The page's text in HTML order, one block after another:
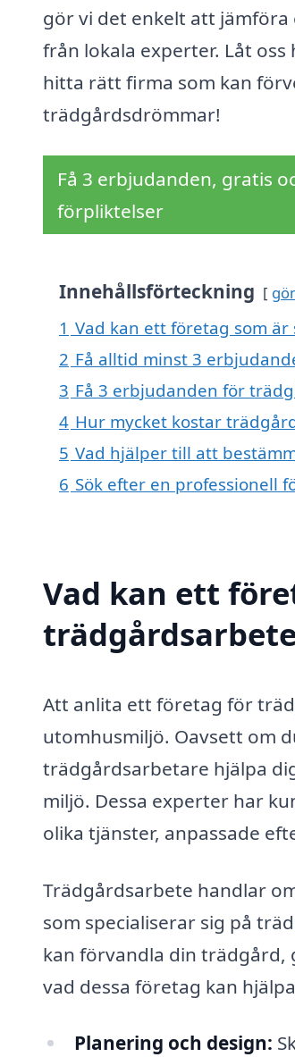
gör vi det enkelt att
från lokala experter. Låt oss
hitta rätt firma som kan
trädgårdsdrömmar!
Få 3 erbjudanden, gratis
förpliktelser
Innehållsförteckning
1 Vad kan ett företag som
2 Få alltid minst 3
3 Få 3 erbjudanden för
4 Hur mycket kostar
5 Vad hjälper till att
6 Sök efter en professionell
Vad kan ett
Att anlita ett företag för
utomhusmiljö. Oavsett om
trädgårdsarbetare hjälpa
miljö. Dessa experter har
olika tjänster, anpassade
Trädgårdsarbete handlar
som specialiserar sig på
kan förvandla din trädgård,
vad dessa företag kan
Planering och design: